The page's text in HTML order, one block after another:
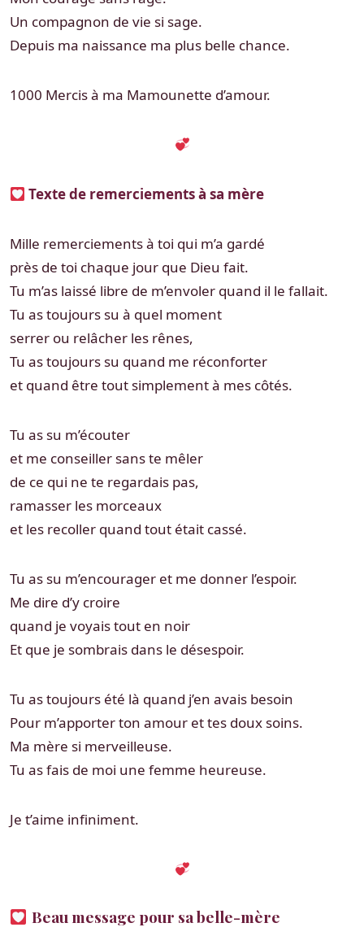
Un compagnon de vie si sage.
Depuis ma naissance ma plus belle chance.
1000 Mercis à ma Mamounette d’amour.
Texte de remerciements à sa mère
Mille remerciements à toi qui m’a gardé
près de toi chaque jour que Dieu fait.
Tu m’as laissé libre de m’envoler quand il le fallait.
Tu as toujours su à quel moment
serrer ou relâcher les rênes,
Tu as toujours su quand me réconforter
et quand être tout simplement à mes côtés.
Tu as su m’écouter
et me conseiller sans te mêler
de ce qui ne te regardais pas,
ramasser les morceaux
et les recoller quand tout était cassé.
Tu as su m’encourager et me donner l’espoir.
Me dire d’y croire
quand je voyais tout en noir
Et que je sombrais dans le désespoir.
Tu as toujours été là quand j’en avais besoin
Pour m’apporter ton amour et tes doux soins.
Ma mère si merveilleuse.
Tu as fais de moi une femme heureuse.
Je t’aime infiniment.
Beau message pour sa belle-mère